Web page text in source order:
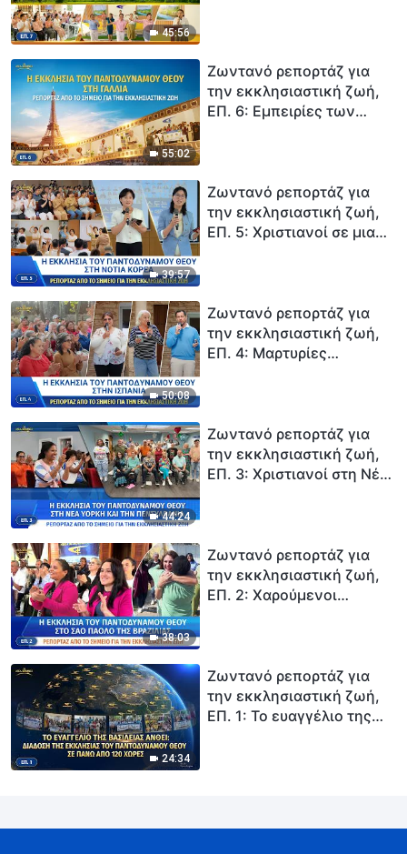
45:56
των λόγων του Θεού τούς
απελευθερώνει από τα
δεσμά της φήμης, του
55:02
Ζωντανό ρεπορτάζ για
την εκκλησιαστική ζωή,
ΕΠ. 6: Εμπειρίες των
είσοδο στη βασιλεία των
ουρανών
39:57
Ζωντανό ρεπορτάζ για
την εκκλησιαστική ζωή,
ΕΠ. 5: Χριστιανοί σε μια
κατανοώντας την αλήθεια
μπορείς να κάνεις τις
σωστές επιλογές
50:08
Ζωντανό ρεπορτάζ για
την εκκλησιαστική ζωή,
ΕΠ. 4: Μαρτυρίες
τους ανθρώπους
44:24
Ζωντανό ρεπορτάζ για
την εκκλησιαστική ζωή,
ΕΠ. 3: Χριστιανοί στη Νέα
λατρεία του Θεού
38:03
Ζωντανό ρεπορτάζ για
την εκκλησιαστική ζωή,
ΕΠ. 2: Χαρούμενοι
απολαμβάνουν την
εκκλησιαστική ζωή της
νέας εποχής
24:34
Ζωντανό ρεπορτάζ για
την εκκλησιαστική ζωή,
ΕΠ. 1: Το ευαγγέλιο της